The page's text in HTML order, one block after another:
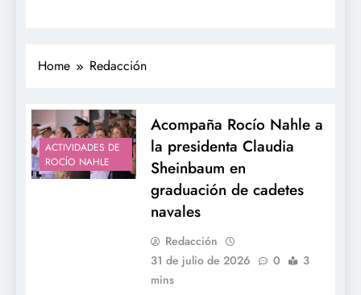
Home Redacción
ACTIVIDADES DE
ROCÍO NAHLE
Acompaña Rocío Nahle a
la presidenta Claudia
Sheinbaum en
graduación de cadetes
navales
Redacción
31 de julio de 2026
0
3
mins